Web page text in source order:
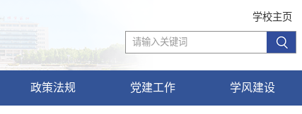
学校主页
政策法规 党建工作 学风建设